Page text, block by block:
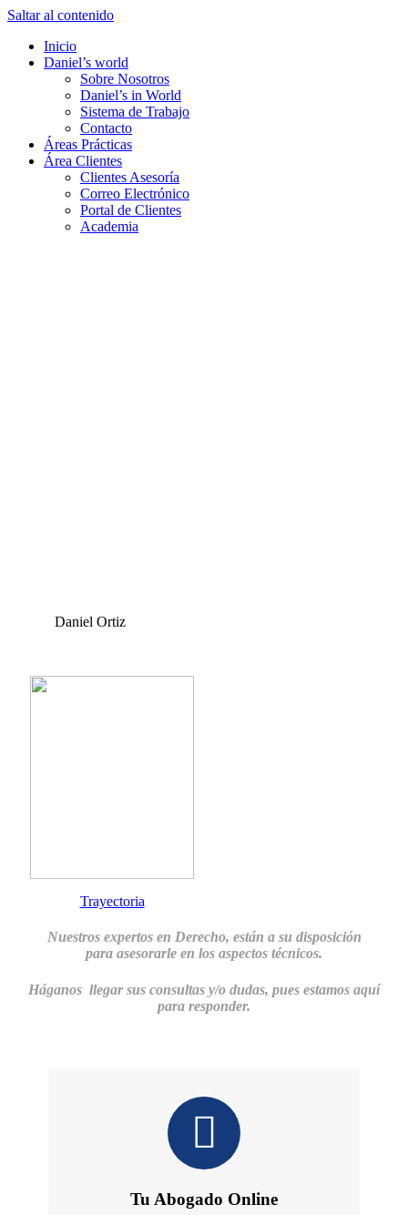
Saltar al contenido
Inicio
Daniel’s world
Sobre Nosotros
Daniel’s in World
Sistema de Trabajo
Contacto
Áreas Prácticas
Área Clientes
Clientes Asesoría
Correo Electrónico
Portal de Clientes
Academia
Daniel Ortiz
Trayectoria
Nuestros expertos en Derecho, están a su disposición
para asesorarle en los aspectos técnicos.
Háganos llegar sus consultas y/o dudas, pues estamos aquí
para responder.
Tu Abogado Online